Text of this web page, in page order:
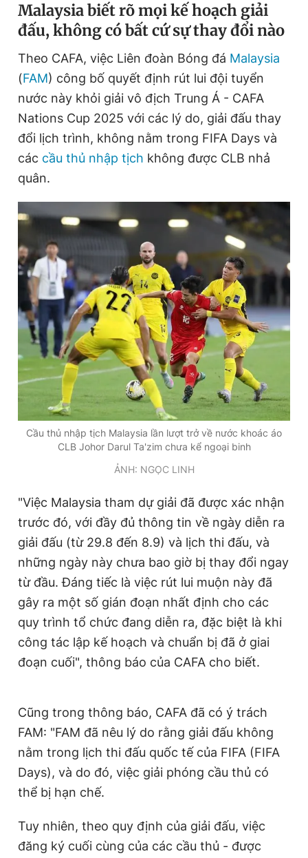
Tiện ích Bạn cần biết
Thông tin tòa soạn Liên hệ quảng cáo
Đọc Thanh Niên trên điện thoại
Theo dõi báo trên
Hotline
0906 645 777
Liên hệ quảng cáo
0908 780 404
Đặt báo Quảng cáo RSS Tòa soạn Chính sách bảo
Tổng biên tập: Nguyễn Ngọc Toàn
Phó tổng biên tập thường trực: Hải Thành
Phó tổng biên tập: Lâm Hiếu Dũng
Phó tổng biên tập: Trần Việt Hưng
Tổng thư ký tòa soạn: Đức Trung
Giấy phép xuất bản số 110/GP - BTTTT cấp ngày 24.3.2020
© 2003-2026 Bản quyền thuộc về Báo Thanh Niên. Cấm sao
chép dưới mọi hình thức nếu không có sự chấp thuận bằng văn
bản. Phát triển bởi ePi Technologies, JSC.
Malaysia biết rõ mọi kế hoạch giải
đấu, không có bất cứ sự thay đổi nào
Theo CAFA, việc Liên đoàn Bóng đá Malaysia
(FAM) công bố quyết định rút lui đội tuyển
nước này khỏi giải vô địch Trung Á - CAFA
Nations Cup 2025 với các lý do, giải đấu thay
đổi lịch trình, không nằm trong FIFA Days và
các cầu thủ nhập tịch không được CLB nhả
quân.
Cầu thủ nhập tịch Malaysia lần lượt trở về nước khoác áo
CLB Johor Darul Ta'zim chưa kể ngoại binh
ẢNH: NGỌC LINH
"Việc Malaysia tham dự giải đã được xác nhận
trước đó, với đầy đủ thông tin về ngày diễn ra
giải đấu (từ 29.8 đến 8.9) và lịch thi đấu, và
những ngày này chưa bao giờ bị thay đổi ngay
từ đầu. Đáng tiếc là việc rút lui muộn này đã
gây ra một số gián đoạn nhất định cho các
quy trình tổ chức đang diễn ra, đặc biệt là khi
công tác lập kế hoạch và chuẩn bị đã ở giai
đoạn cuối", thông báo của CAFA cho biết.
Cũng trong thông báo, CAFA đã có ý trách
FAM: "FAM đã nêu lý do rằng giải đấu không
nằm trong lịch thi đấu quốc tế của FIFA (FIFA
Days), và do đó, việc giải phóng cầu thủ có
thể bị hạn chế.
Tuy nhiên, theo quy định của giải đấu, việc
đăng ký cuối cùng của các cầu thủ - được